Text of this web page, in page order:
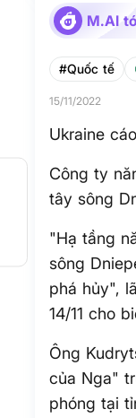
M.AI
#Quốc tế
15/11/2022
Ukraine
Công ty
tây sông
"Hạ tầng
sông
phá hủy",
14/11 cho
Ông
của Nga"
phóng tại